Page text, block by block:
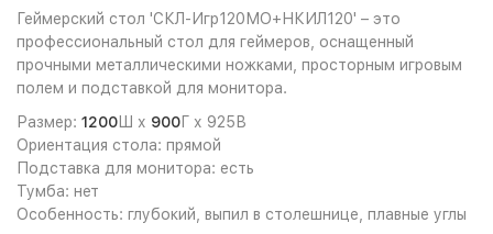
Геймерский стол 'СКЛ-Игр120МО+НКИЛ120' – это
профессиональный стол для геймеров, оснащенный
прочными металлическими ножками, просторным игровым
полем и подставкой для монитора.
Размер: 1200Ш х 900Г х 925В
Ориентация стола: прямой
Подставка для монитора: есть
Тумба: нет
Особенность: глубокий, выпил в столешнице, плавные углы